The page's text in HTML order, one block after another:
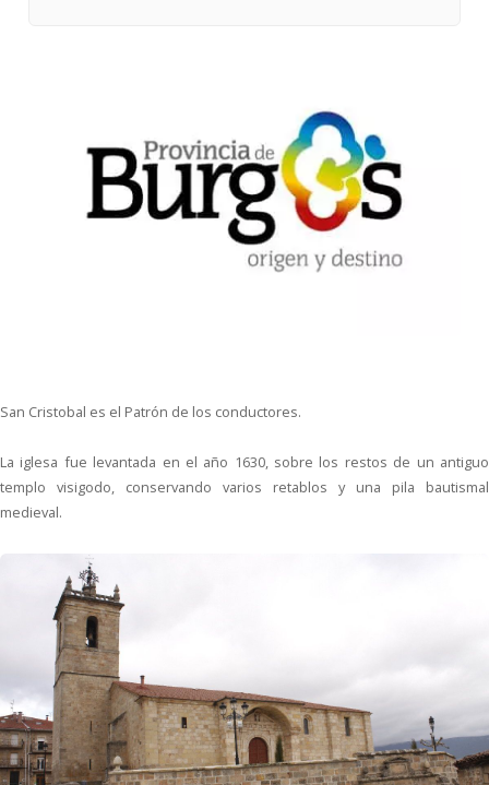
San Cristobal es el Patrón de los conductores.
La iglesa fue levantada en el año 1630, sobre los restos de un antiguo
templo visigodo, conservando varios retablos y una pila bautismal
medieval.